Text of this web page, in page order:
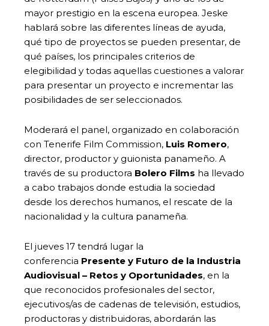
mayor prestigio en la escena europea. Jeske
hablará sobre las diferentes líneas de ayuda,
qué tipo de proyectos se pueden presentar, de
qué países, los principales criterios de
elegibilidad y todas aquellas cuestiones a valorar
para presentar un proyecto e incrementar las
posibilidades de ser seleccionados.
Moderará el panel, organizado en colaboración
con Tenerife Film Commission, Luis Romero,
director, productor y guionista panameño. A
través de su productora Bolero Films ha llevado
a cabo trabajos donde estudia la sociedad
desde los derechos humanos, el rescate de la
nacionalidad y la cultura panameña.
El jueves 17 tendrá lugar la
conferencia Presente y Futuro de la Industria
Audiovisual – Retos y Oportunidades, en la
que reconocidos profesionales del sector,
ejecutivos/as de cadenas de televisión, estudios,
productoras y distribuidoras, abordarán las